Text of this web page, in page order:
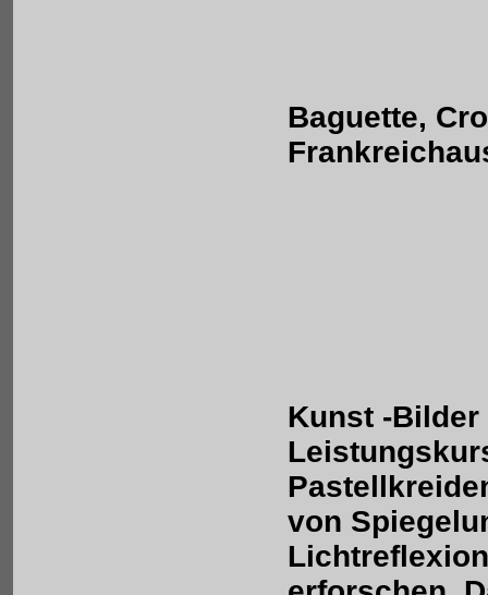
Baguette,
Kunst -Bilder
von